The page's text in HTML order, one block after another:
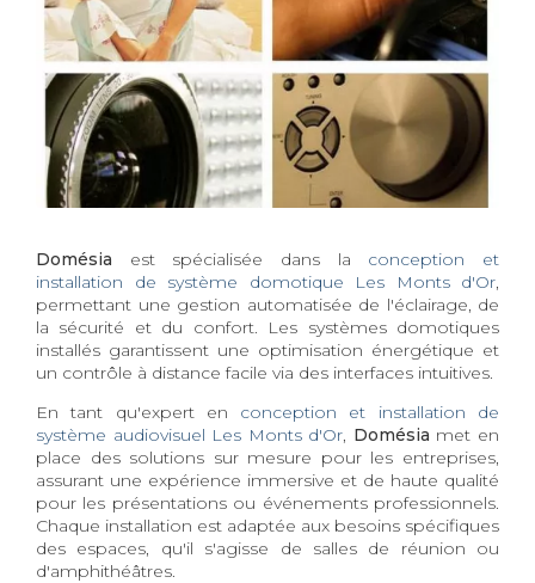
Domésia est spécialisée dans la conception et
installation de système domotique Les Monts d'Or
permettant une gestion automatisée de l'éclairage, de
la sécurité et du confort. Les systèmes domotiques
installés garantissent une optimisation énergétique et
un contrôle à distance facile via des interfaces intuitives.
En tant qu'expert en conception et installation de
système audiovisuel Les Monts d'Or Domésia met en
place des solutions sur mesure pour les entreprises,
assurant une expérience immersive et de haute qualité
pour les présentations ou événements professionnels.
Chaque installation est adaptée aux besoins spécifiques
des espaces, qu'il s'agisse de salles de réunion ou
d'amphithéâtres.